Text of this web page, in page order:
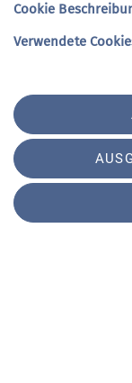
Cookie
Verwendete